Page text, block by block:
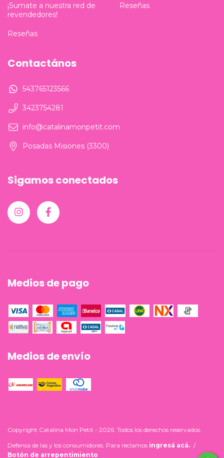
¡Sumate a nuestra red de
revendedores!
Reseñas
Reseñas
Contactános
543765123566
3423754281
info@catalinamonpetit.com
Posadas Misiones (3300)
Sigamos conectados
Medios de pago
Medios de envío
Copyright Catalina Mon Petit - 2026. Todos los derechos reservados.
Defensa de las y los consumidores. Para reclamos ingresá acá. /
Botón de arrepentimiento